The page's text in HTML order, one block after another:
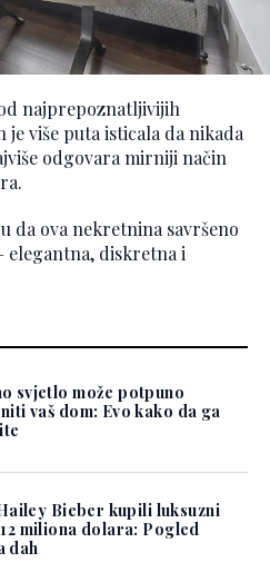
najprepoznatljivijih
više puta isticala da nikada
odgovara mirniji način
da ova nekretnina savršeno
elegantna, diskretna i
svjetlo može potpuno
vaš dom: Evo kako da ga
Bieber kupili luksuzni
miliona dolara: Pogled
dah